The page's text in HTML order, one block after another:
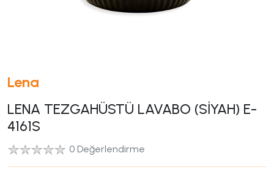
Lena
LENA TEZGAHÜSTÜ LAVABO (SİYAH) E-
4161S
0 Değerlendirme